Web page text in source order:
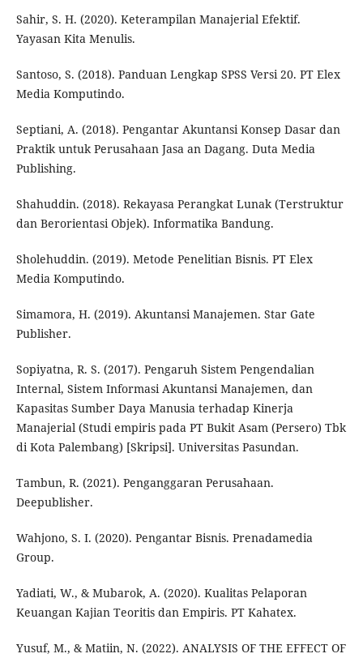
Sahir, S. H. (2020). Keterampilan Manajerial Efektif.
Yayasan Kita Menulis.
Santoso, S. (2018). Panduan Lengkap SPSS Versi 20. PT Elex
Media Komputindo.
Septiani, A. (2018). Pengantar Akuntansi Konsep Dasar dan
Praktik untuk Perusahaan Jasa an Dagang. Duta Media
Publishing.
Shahuddin. (2018). Rekayasa Perangkat Lunak (Terstruktur
dan Berorientasi Objek). Informatika Bandung.
Sholehuddin. (2019). Metode Penelitian Bisnis. PT Elex
Media Komputindo.
Simamora, H. (2019). Akuntansi Manajemen. Star Gate
Publisher.
Sopiyatna, R. S. (2017). Pengaruh Sistem Pengendalian
Internal, Sistem Informasi Akuntansi Manajemen, dan
Kapasitas Sumber Daya Manusia terhadap Kinerja
Manajerial (Studi empiris pada PT Bukit Asam (Persero) Tbk
di Kota Palembang) [Skripsi]. Universitas Pasundan.
Tambun, R. (2021). Penganggaran Perusahaan.
Deepublisher.
Wahjono, S. I. (2020). Pengantar Bisnis. Prenadamedia
Group.
Yadiati, W., & Mubarok, A. (2020). Kualitas Pelaporan
Keuangan Kajian Teoritis dan Empiris. PT Kahatex.
Yusuf, M., & Matiin, N. (2022). ANALYSIS OF THE EFFECT OF